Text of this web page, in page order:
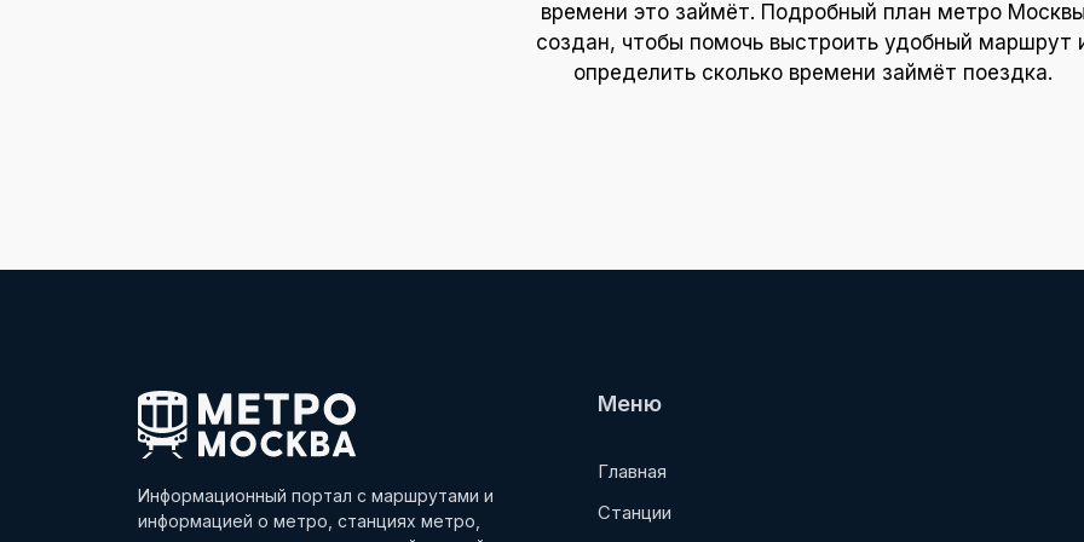
времени это займёт. Подробный план метро
создан, чтобы помочь выстроить удобный маршрут
определить сколько времени займёт поездка.
Информационный портал с маршрутами и
информацией о метро, станциях метро,
Меню
Главная
Станции